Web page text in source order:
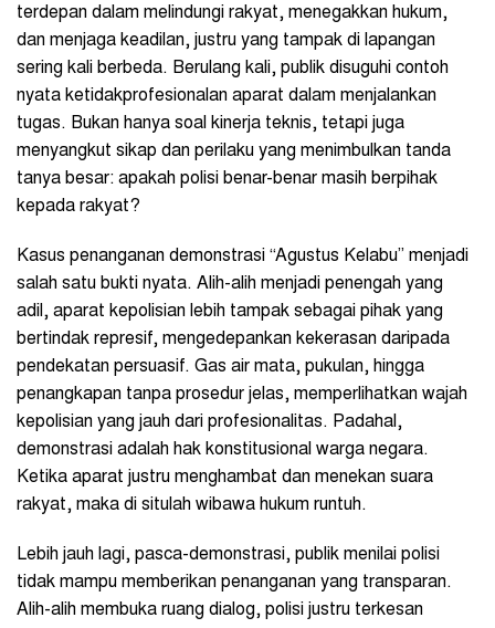
terdepan dalam melindungi rakyat, menegakkan hukum,
dan menjaga keadilan, justru yang tampak di lapangan
sering kali berbeda. Berulang kali, publik disuguhi contoh
nyata ketidakprofesionalan aparat dalam menjalankan
tugas. Bukan hanya soal kinerja teknis, tetapi juga
menyangkut sikap dan perilaku yang menimbulkan tanda
tanya besar: apakah polisi benar-benar masih berpihak
kepada rakyat?
Kasus penanganan demonstrasi “Agustus Kelabu” menjadi
salah satu bukti nyata. Alih-alih menjadi penengah yang
adil, aparat kepolisian lebih tampak sebagai pihak yang
bertindak represif, mengedepankan kekerasan daripada
pendekatan persuasif. Gas air mata, pukulan, hingga
penangkapan tanpa prosedur jelas, memperlihatkan wajah
kepolisian yang jauh dari profesionalitas. Padahal,
demonstrasi adalah hak konstitusional warga negara.
Ketika aparat justru menghambat dan menekan suara
rakyat, maka di situlah wibawa hukum runtuh.
Lebih jauh lagi, pasca-demonstrasi, publik menilai polisi
tidak mampu memberikan penanganan yang transparan.
Alih-alih membuka ruang dialog, polisi justru terkesan